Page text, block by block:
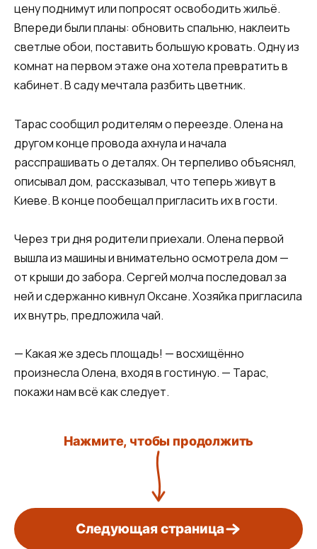
цену поднимут или попросят освободить жильё.
Впереди были планы: обновить спальню, наклеить
светлые обои, поставить большую кровать. Одну из
комнат на первом этаже она хотела превратить в
кабинет. В саду мечтала разбить цветник.
Тарас сообщил родителям о переезде. Олена на
другом конце провода ахнула и начала
расспрашивать о деталях. Он терпеливо объяснял,
описывал дом, рассказывал, что теперь живут в
Киеве. В конце пообещал пригласить их в гости.
Через три дня родители приехали. Олена первой
вышла из машины и внимательно осмотрела дом —
от крыши до забора. Сергей молча последовал за
ней и сдержанно кивнул Оксане. Хозяйка пригласила
их внутрь, предложила чай.
— Какая же здесь площадь! — восхищённо
произнесла Олена, входя в гостиную. — Тарас,
покажи нам всё как следует.
Нажмите, чтобы продолжить
Следующая страница